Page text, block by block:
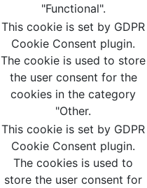
"Functional".
This cookie is set by GDPR
Cookie Consent plugin.
The cookie is used to store
the user consent for the
cookies in the category
"Other.
This cookie is set by GDPR
Cookie Consent plugin.
The cookies is used to
store the user consent for